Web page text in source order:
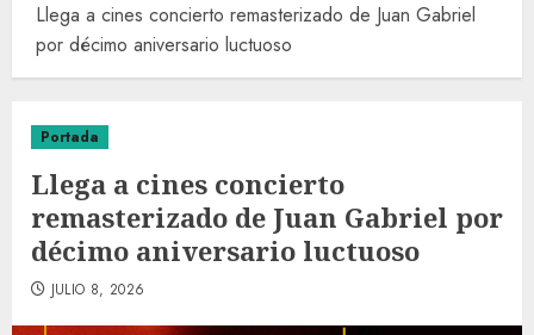
Llega a cines concierto remasterizado de Juan Gabriel
por décimo aniversario luctuoso
Portada
Llega a cines concierto
remasterizado de Juan Gabriel por
décimo aniversario luctuoso
JULIO 8, 2026